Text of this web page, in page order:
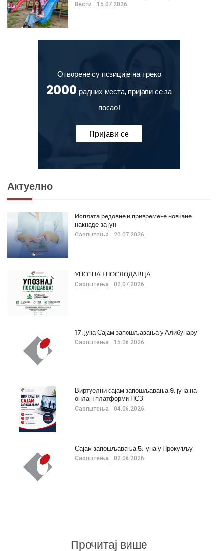
Вести 15.07.2026.
Отворене су позиције на преко
2000 радних места, пријави се за
посао!
Пријави се
Актуелно
Саопштења 20.07.2026.
Исплата редовне и привремене новчане
накнаде за јун
Саопштења 02.07.2026.
УПОЗНАЈ ПОСЛОДАВЦА
Саопштења 15.06.2026.
17. јуна Сајам запошљавања у Алибунару
Саопштења 04.06.2026.
Виртуелни сајам запошљавања 9. јуна на
онлајн платформи НСЗ
Саопштења 02.06.2026.
Сајам запошљавања 5. јуна у Прокупљу
Прочитај више